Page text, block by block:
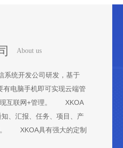
About us
统开发公司研发，基于
有电脑手机即可实现云端管
现互联网+管理。 XKOA
、汇报、任务、项目、产
。 XKOA具有强大的定制